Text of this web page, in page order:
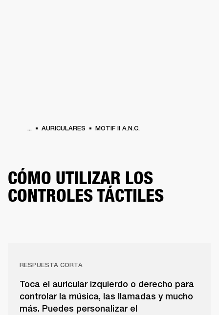
... AURICULARES MOTIF II A.N.C.
CÓMO UTILIZAR LOS
CONTROLES TÁCTILES
RESPUESTA CORTA
Toca el auricular izquierdo o derecho para
controlar la música, las llamadas y mucho
más. Puedes personalizar el